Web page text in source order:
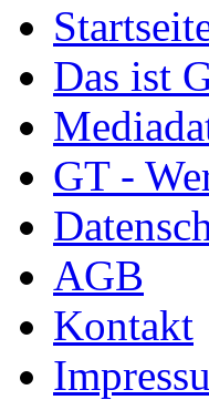
Das ist
GT -
AGB
Kontakt